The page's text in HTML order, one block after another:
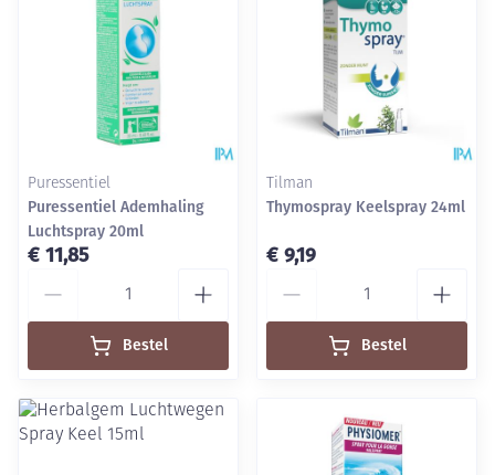
Puressentiel
Puressentiel Ademhaling
Luchtspray 20ml
€ 11,85
Bestel
Tilman
Thymospray Keelspray 24ml
€ 9,19
Bestel